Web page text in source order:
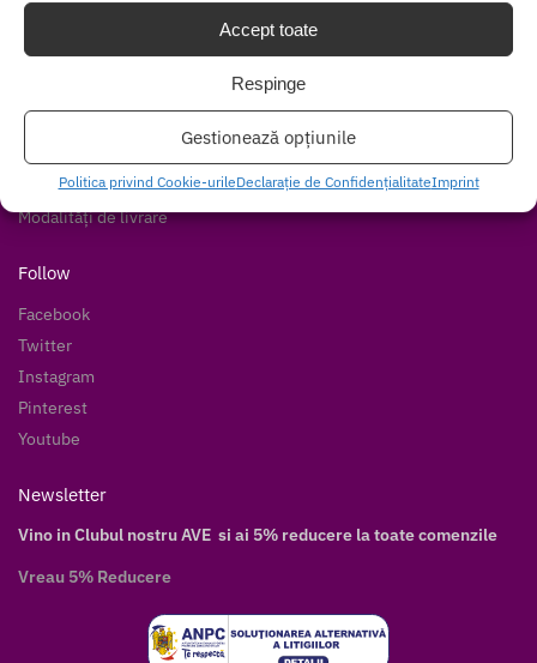
Accept toate
Respinge
Gestionează opțiunile
Politica privind Cookie-urileDeclarație de ConfidențialitateImprint
Ajutor
Cum cumpăr
Livrare discretă
Modalități de plată
Modalități de livrare
Follow
Facebook
Twitter
Instagram
Pinterest
Youtube
Newsletter
Vino in Clubul nostru AVE si ai 5% reducere la toate comenzile
Vreau 5% Reducere